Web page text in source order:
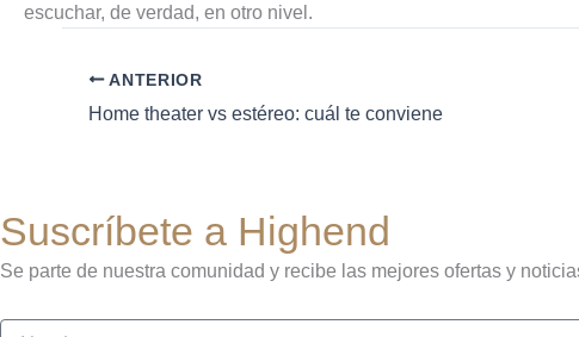
escuchar, de verdad, en otro nivel.
ANTERIOR
Home theater vs estéreo: cuál te conviene
Suscríbete a Highend
Se parte de nuestra comunidad y recibe las mejores ofertas y
Nombre